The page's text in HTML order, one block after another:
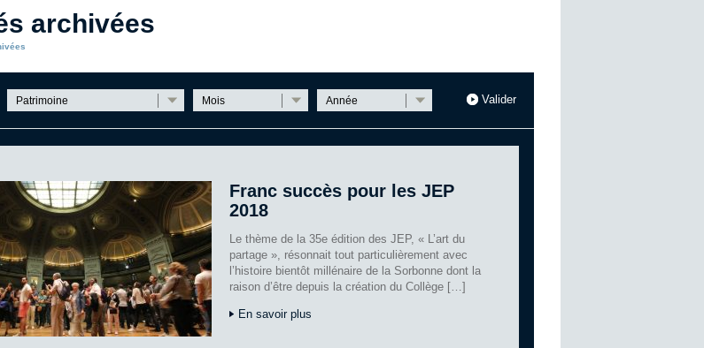
archivées
Patrimoine Mois Année
Franc succès pour les JEP
2018
Le thème de la 35e édition des JEP, « L’art du
partage », résonnait tout particulièrement avec
l’histoire bientôt millénaire de la Sorbonne dont la
raison d’être depuis la création du Collège […]
En savoir plus